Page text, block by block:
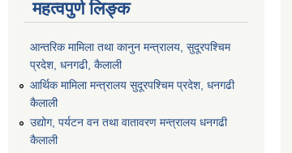
महत्वपुर्ण लिङ्क
आन्तरिक मामिला तथा कानुन मन्त्रालय, सुदूरपश्चिम
प्रदेश, धनगढी, कैलाली
आर्थिक मामिला मन्त्रालय सुदूरपश्चिम प्रदेश, धनगढी
कैलाली
उद्योग, पर्यटन वन तथा वातावरण मन्त्रालय धनगढी
कैलाली